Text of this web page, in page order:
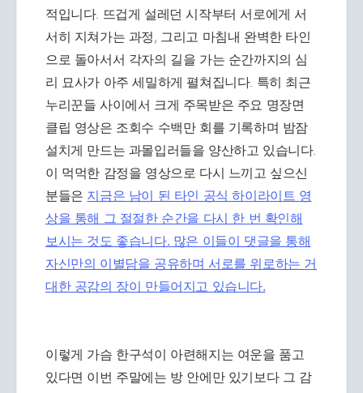
적입니다. 뜨겁게 설레던 시작부터 서로에게 서
서히 지쳐가는 과정, 그리고 마침내 완벽한 타인
으로 돌아서서 각자의 길을 가는 순간까지의 심
리 묘사가 아주 세밀하게 펼쳐집니다. 특히 최근
누리꾼들 사이에서 크게 주목받은 주요 명장면
클립 영상은 조회수 수백만 회를 기록하며 밤잠
설치게 만드는 과몰입러들을 양산하고 있습니다.
이 먹먹한 감정을 영상으로 다시 느끼고 싶으신
분들은 지금은 남이 된 타인 공식 하이라이트 영
상을 통해 그 절절한 순간을 다시 한 번 확인해
보시는 것도 좋습니다. 많은 이들이 댓글을 통해
자신만의 이별담을 공유하며 서로를 위로하는 거
대한 공감의 장이 만들어지고 있습니다.
이렇게 가슴 한구석이 아련해지는 여운을 품고
있다면 이번 주말에는 방 안에만 있기보다 그 감